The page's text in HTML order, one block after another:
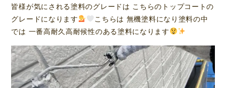
皆様が気にされる塗料のグレードは こちらのトップコートの
グレードになります
こちらは 無機塗料になり塗料の中
では 一番高耐久高耐候性のある塗料になります